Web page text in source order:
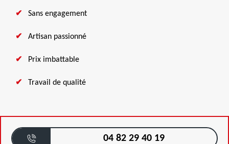
Sans engagement
Artisan passionné
Prix imbattable
Travail de qualité
04 82 29 40 19